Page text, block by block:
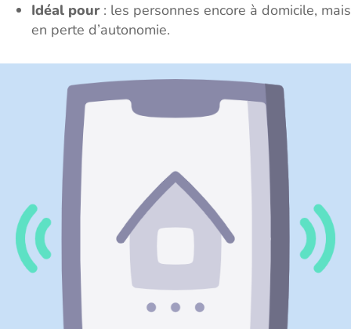
Idéal pour: les personnes encore à domicile, mais
en perte d’autonomie.